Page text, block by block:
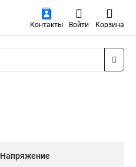
Контакты Войти Корзина
Напряжение